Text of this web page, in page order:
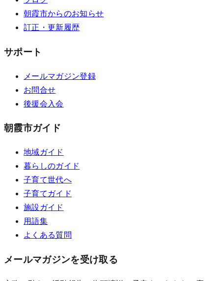
朝霞市からのお知らせ
訂正・更新履歴
サポート
メールマガジン登録
お問合せ
後援会入会
朝霞市ガイド
地域ガイド
暮らしのガイド
子育て世代へ
子育てガイド
施設ガイド
用語集
よくある質問
メールマガジンを受け取る